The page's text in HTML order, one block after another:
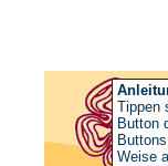
Tippen
Button
Weise